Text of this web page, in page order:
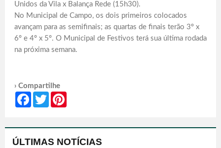
Unidos da Vila x Balança Rede (15h30).
No Municipal de Campo, os dois primeiros colocados
avançam para as semifinais; as quartas de finais terão 3º x
6º e 4º x 5º. O Municipal de Festivos terá sua última rodada
na próxima semana.
› Compartilhe
FacebookTwitter
ÚLTIMAS NOTÍCIAS